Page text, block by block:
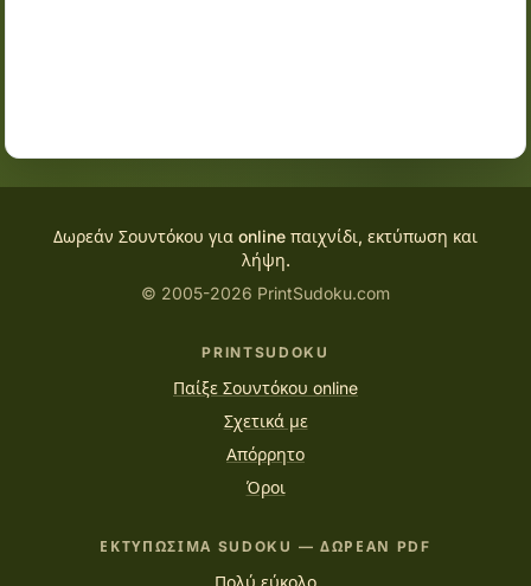
Δωρεάν Σουντόκου για online παιχνίδι, εκτύπωση και
λήψη.
© 2005-2026 PrintSudoku.com
PRINTSUDOKU
Παίξε Σουντόκου online
Σχετικά με
Απόρρητο
Όροι
ΕΚΤΥΠΏΣΙΜΑ SUDOKU — ΔΩΡΕΆΝ PDF
Πολύ εύκολο